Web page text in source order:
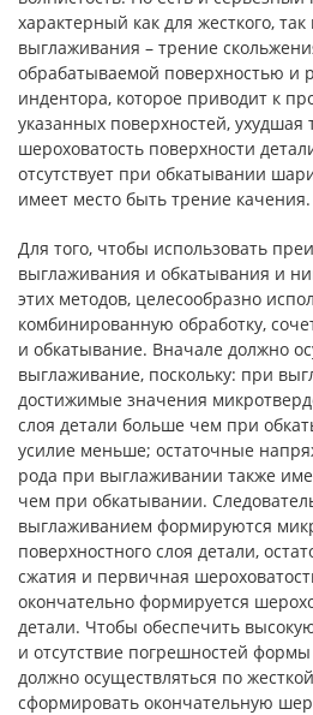
характерный как для жесткого, так
выглаживания – трение
обрабатываемой поверхностью и
индентора, которое приводит к
указанных поверхностей,
шероховатость поверхности
отсутствует при обкатывании
имеет место быть трение качения.
Для того, чтобы использовать
выглаживания и обкатывания и
этих методов, целесообразно
комбинированную обработку,
и обкатывание. Вначале должно
выглаживание, поскольку: при
достижимые значения
слоя детали больше чем при
усилие меньше; остаточные
рода при выглаживании также
чем при обкатывании.
выглаживанием формируются
поверхностного слоя детали,
сжатия и первичная
окончательно формируется
детали. Чтобы обеспечить
и отсутствие погрешностей
должно осуществляться по
сформировать окончательную